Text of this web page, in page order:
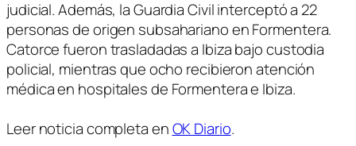
judicial. Además, la Guardia Civil interceptó a 22
personas de origen subsahariano en Formentera.
Catorce fueron trasladadas a Ibiza bajo custodia
policial, mientras que ocho recibieron atención
médica en hospitales de Formentera e Ibiza.
Leer noticia completa enOK Diario.